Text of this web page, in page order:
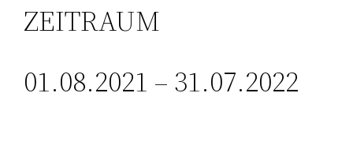
ZEITRAUM
01.08.2021 – 31.07.2022